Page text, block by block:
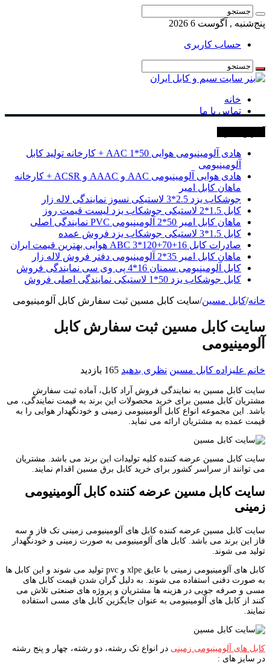
پنج‌شنبه , آگوست 6 2026
حساب کاربری
خانه
تماس با ما
هادی آلومینیومی هوایی 50*1 AAC + کارخانه تولید کابل
آلومینیومی
هادی هوایی آلومینیومی AAC و AAAC و ACSR + کارخانه
ماهان کابل امیر
جوشکاب یزد 2.5*3 لاستیکی نسوز نمایندگی لاله زار
کابل 1.5*2 لاستیکی جوشکاب یزد لیست قیمت روز
ماهان کابل امیر 50*2 آلومینیومی PVC نمایندگی اصلی
کابل 1.5*3 لاستیکی جوشکاب یزد فروش عمده
صادرات کابل 16+70+120*3 ABC هوایی بهترین قیمت ایران
ماهان کابل امیر 35*2 آلومینیومی دفتر فروش لاله زار
کابل آلومینیومی سمنان 16*4 پی وی سی نمایندگی فروش
کابل جوشکاب یزد 50*1 لاستیکی نمایندگی اصلی فروش
خانه/کابل مسین/سایت کابل مسین ثبت سفارش کابل آلومینیومی
سایت کابل مسین ثبت سفارش کابل
آلومینیومی
خانم علیزاده کابل مسین نظری بدهید 165 بازدید
سایت کابل مسین به نمایندگی فروش آراد کابل، آماده ثبت سفارش
مشتریان کابل مسین برای خرید محصولات این برند به قیمت نمایندگی، می
باشد. این مجموعه انواع کابل آلومینیومی زمینی و خودنگهدار هوایی را به
قیمت عمده به مشتریان ارائه می نماید.
سایت کابل مسین عرضه کننده کلیه تولیدات این برند می باشد. مشتریان
می توانند از سراسر کشور برای خرید کابل برق مسین اقدام نمایند.
سایت کابل مسین عرضه کننده کابل آلومینیومی
زمینی
سایت کابل مسین عرضه کننده کابل های آلومینیومی زمینی تک فاز و سه
فاز این برند می باشد. کابل های آلومینیومی به صورت زمینی و خودنگهدار
تولید می شوند.
کابل های آلومینیومی زمینی با عایق xlpe و pvc تولید می شوند و این کابل ها
به صورت دفنی استفاده می شوند. به دلیل گران شدن قیمت کابل های
مسی و صرفه جویی در هزینه ها مشتریان و پروژه های صنعتی تلاش می
کنند از کابل های آلومینیومی به عنوان جایگزین کابل های مسی استفاده
نمایند.
کابل های آلومینیومی زمینی در انواع تک رشته، دو رشته، چهار و پنج رشته
در سایز های :